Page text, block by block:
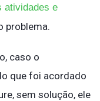
atividades e
problema.
caso o
que foi acordado
sem solução, ele